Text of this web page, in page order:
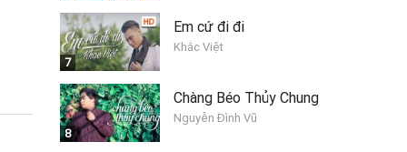
7
Em cứ đi đi
Khắc Việt
8
Chàng Béo Thủy Chung
Nguyễn Đình Vũ